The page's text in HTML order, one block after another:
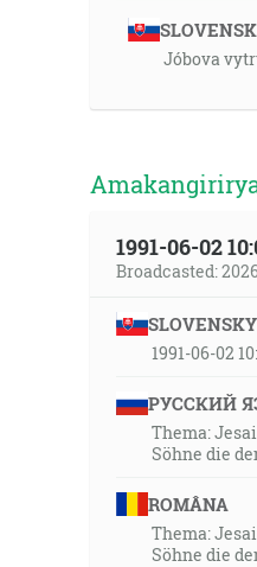
Jóbova
1991-06-02
Broadcasted:
SLOVENSKY
1991-06-02
РУССКИЙ
Thema:
Söhne die
ROMÂNA
Thema:
Söhne die